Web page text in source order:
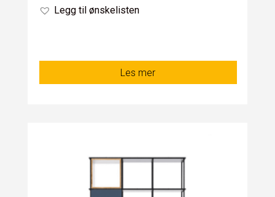
Legg til ønskelisten
Les mer